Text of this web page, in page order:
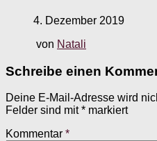
4. Dezember 2019
von Natali
Schreibe einen
Deine E-Mail-Adresse wird
Felder sind mit* markiert
Kommentar *